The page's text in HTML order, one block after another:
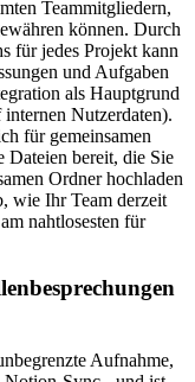
Teammitgliedern,
können. Durch
für jedes Projekt kann
und Aufgaben
als Hauptgrund
Nutzerdaten).
für gemeinsamen
Dateien bereit, die Sie
Ordner hochladen
wie Ihr Team derzeit
nahtlosesten für
Aufnahme,